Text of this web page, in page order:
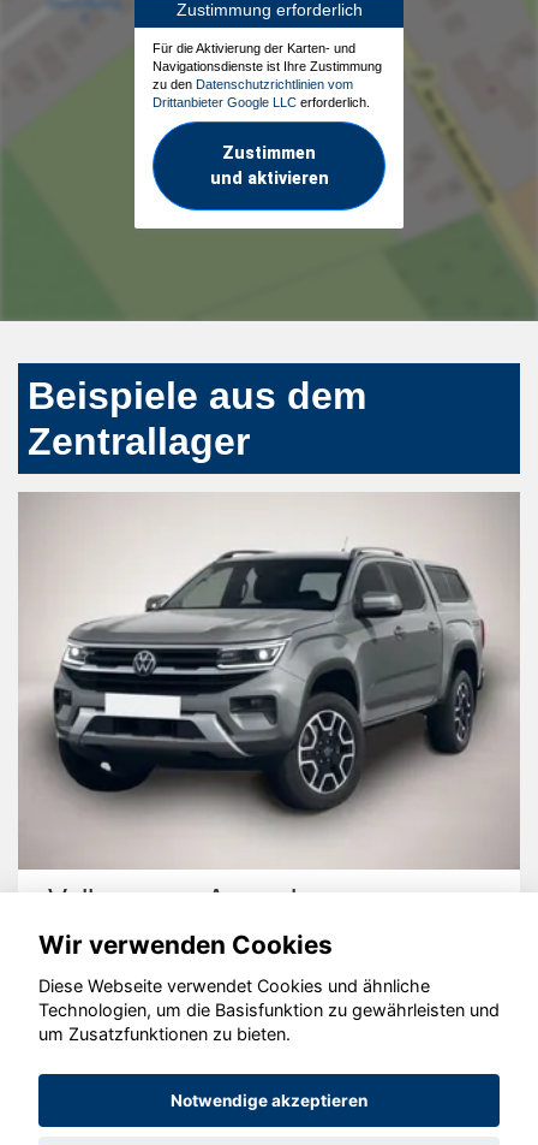
Zustimmung erforderlich
Für die Aktivierung der Karten- und
Navigationsdienste ist Ihre Zustimmung
zu den Datenschutzrichtlinien vom
Drittanbieter Google LLC erforderlich.
Zustimmen
und aktivieren
Beispiele aus dem
Zentrallager
Volkswagen Amarok
© konjunkturmotor.de GmbH 2020 - 2026
Wir verwenden Cookies
Diese Webseite verwendet Cookies und ähnliche
Technologien, um die Basisfunktion zu gewährleisten und
um Zusatzfunktionen zu bieten.
Notwendige akzeptieren